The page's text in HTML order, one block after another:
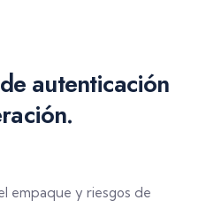
autenticación
empaque y riesgos de